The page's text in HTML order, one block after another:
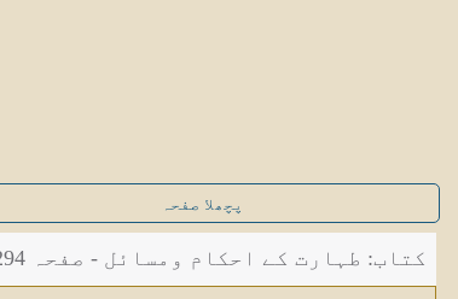
پچھلا صفحہ
کتاب: طہارت کے احکام ومسائل - صفحہ 294